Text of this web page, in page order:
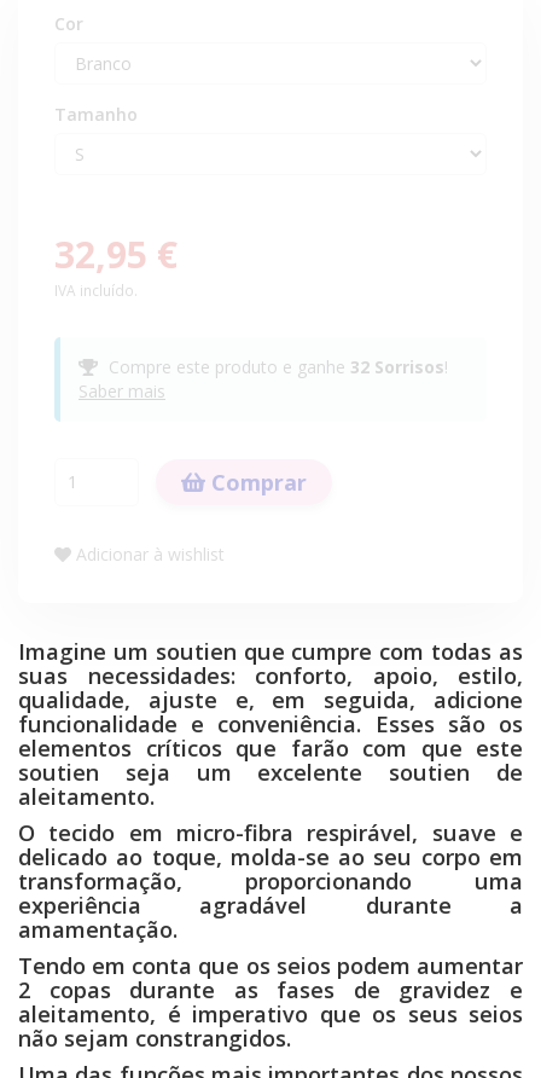
Cor
Tamanho
32,95 €
IVA incluído.
Compre este produto e ganhe 32 Sorrisos!
Saber mais
Comprar
Adicionar à wishlist
Imagine um soutien que cumpre com todas as
suas necessidades: conforto, apoio, estilo,
qualidade, ajuste e, em seguida, adicione
funcionalidade e conveniência. Esses são os
elementos críticos que farão com que este
soutien seja um excelente soutien de
aleitamento.
O tecido em micro-fibra respirável, suave e
delicado ao toque, molda-se ao seu corpo em
transformação, proporcionando uma
experiência agradável durante a
amamentação.
Tendo em conta que os seios podem aumentar
2 copas durante as fases de gravidez e
aleitamento, é imperativo que os seus seios
não sejam constrangidos.